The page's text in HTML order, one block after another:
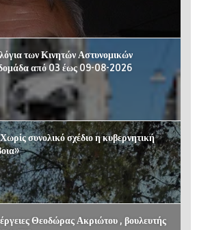
των Κινητών Αστυνομικών
από 03 έως 09-08-2026
συνολικό σχέδιο η κυβερνητική
Θεοδώρας Ακριώτου , βουλευτής